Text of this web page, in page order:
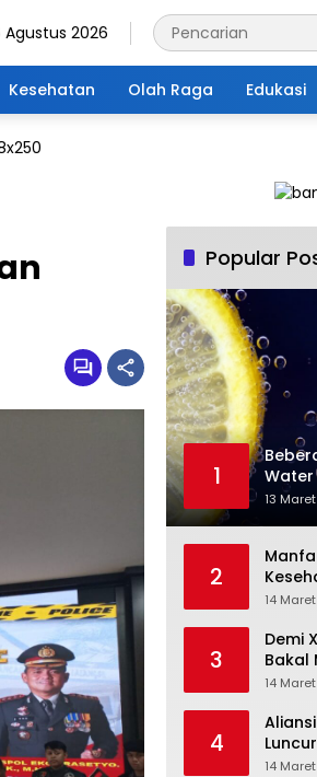
Agustus 2026
Kesehatan Olah Raga Edukasi
Popular
1
Water
Anda
13
2
14
3
Demi
Bakal
Pajero
14
4
14